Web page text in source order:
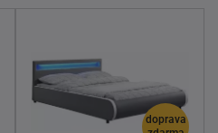
doprava